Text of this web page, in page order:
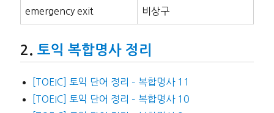
emergency exit 비상구
토익 복합명사 정리
[TOEIC] 토익 단어 정리 – 복합명사 11
[TOEIC] 토익 단어 정리 – 복합명사 10